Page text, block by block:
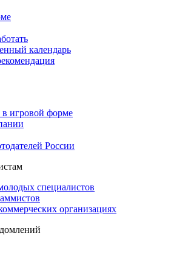
календарь
игровой форме
России
специалистов
организациях